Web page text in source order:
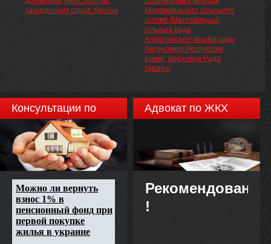
Державної комісії з цінних
09.10.2012 № 1430, НАКАЗУЮ:
закордонних справ України
Маломаяцького сільського
голови (Маломаяцька
сільська рада
Алуштинської міської ради
Автономної Республіки
Крим), Верховна Рада
України
Консультации по
недвижимости
Адвокат по ЖКХ
Рекомендовано
!